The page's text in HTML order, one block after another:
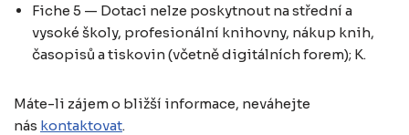
Fiche 5 — Dotaci nelze poskytnout na střední a
vysoké školy, profesionální knihovny, nákup knih,
časopisů a tiskovin (včetně digitálních forem); K.
Máte-li zájem o bližší informace, neváhejte
nás kontaktovat.